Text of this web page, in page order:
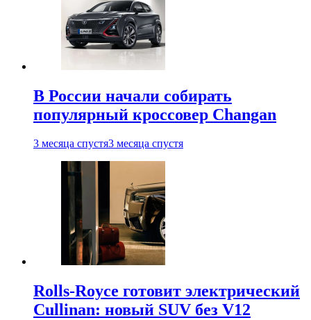
В России начали собирать
популярный кроссовер Changan
3 месяца спустя3 месяца спустя
Rolls-Royce готовит электрический
Cullinan: новый SUV без V12